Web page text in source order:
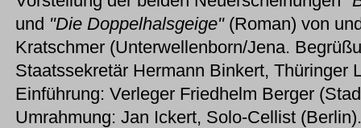
und "Die Doppelhalsgeige"(Roman) von
Kratschmer (Unterwellenborn/Jena.
Staatssekretär Hermann Binkert, Thüringer
Einführung: Verleger Friedhelm Berger
Umrahmung: Jan Ickert, Solo-Cellist (Berlin).